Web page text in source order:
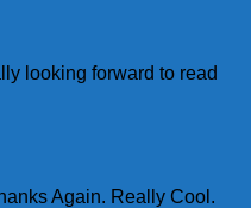
looking forward to read
Again. Really Cool.